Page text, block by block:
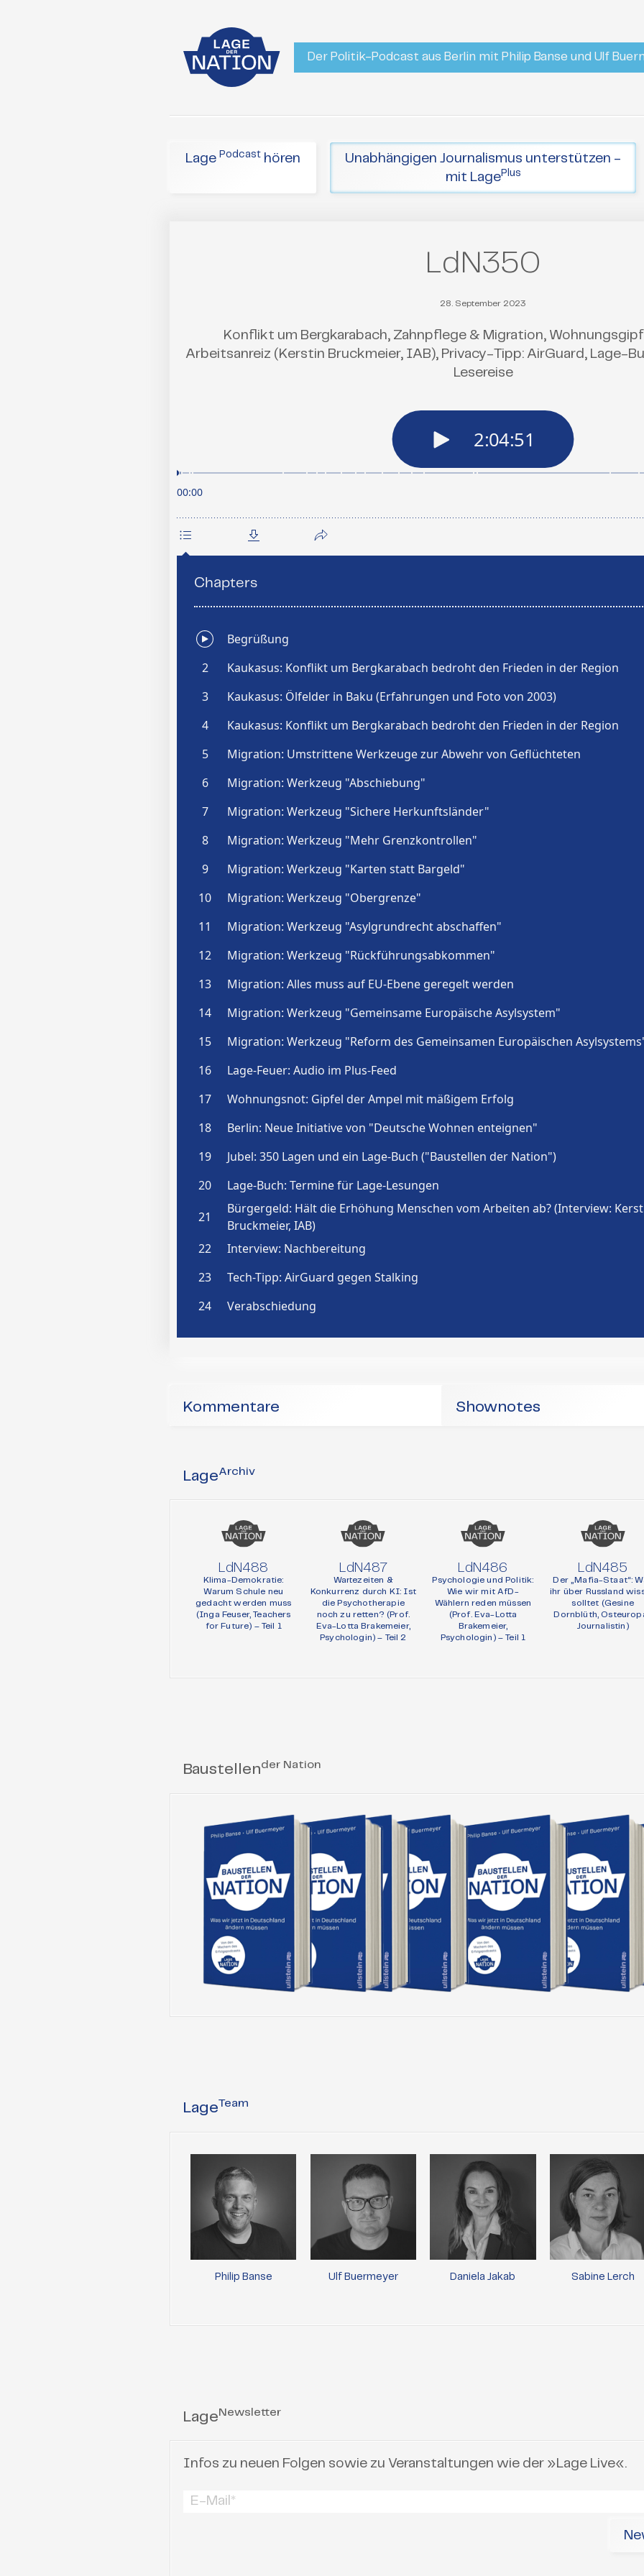
Der Politik-Podcast aus Berlin mit Philip Banse und Ulf
Lage Podcasthören
Unabhängigen Journalismus unterstützen -
mit LagePlus
LdN350
28. September 2023
Konflikt um Bergkarabach, Zahnpflege & Migration,
Arbeitsanreiz (Kerstin Bruckmeier, IAB), Privacy-Tipp: AirGuard, Lage-
Lesereise
Kommentare Shownotes
LageArchiv
LdN488
Klima-Demokratie:
Warum Schule neu
gedacht werden muss
(Inga Feuser, Teachers
for Future) – Teil 1
LdN487
Wartezeiten &
Konkurrenz durch KI: Ist
die Psychotherapie
noch zu retten? (Prof.
Eva-Lotta Brakemeier,
Psychologin) – Teil 2
LdN486
Psychologie und Politik:
Wie wir mit AfD-
Wählern reden müssen
(Prof. Eva-Lotta
Brakemeier,
Psychologin) – Teil 1
LdN485
Der „Mafia-Staat“:
ihr über Russland
solltet (Gesine
Dornblüth,
Journalistin)
Baustellender Nation
LageTeam
Philip Banse Ulf Buermeyer Daniela Jakab Sabine Lerch
Lage Newsletter
Infos zu neuen Folgen sowie zu Veranstaltungen wie der »Lage Live«.